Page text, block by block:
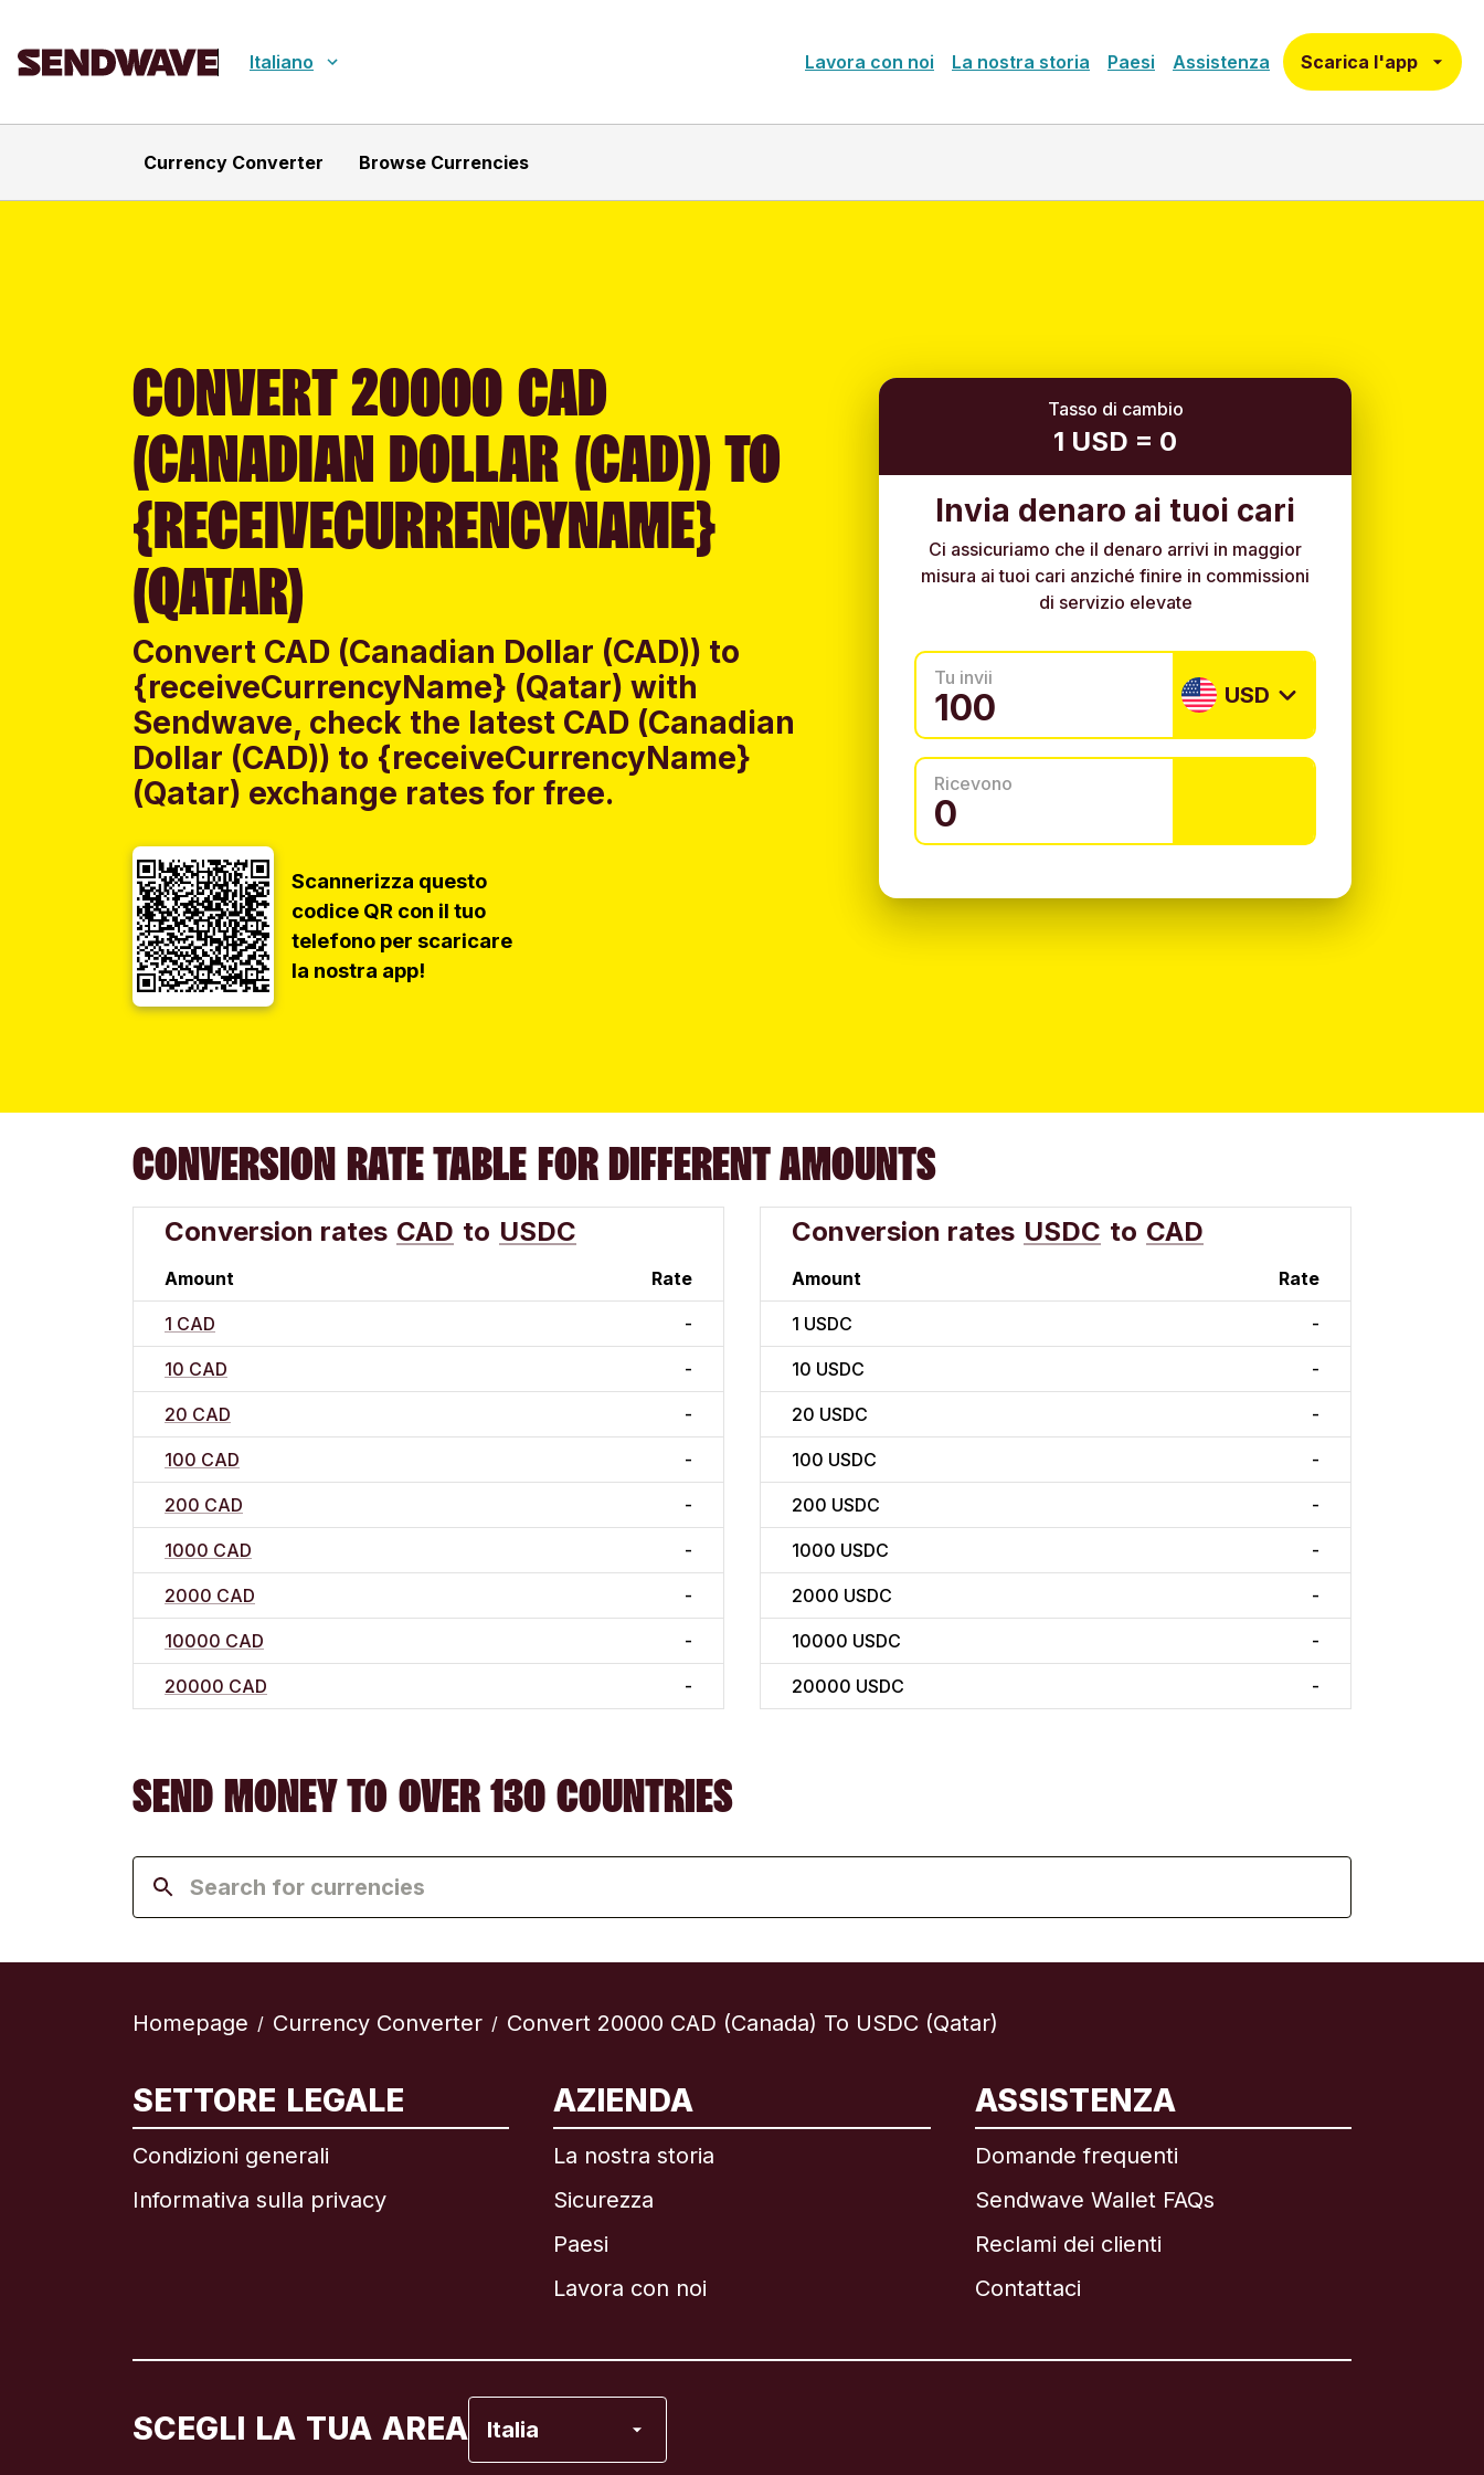
Italiano Lavora con noi La nostra storia Paesi Assistenza Scarica l'app
Currency Converter Browse Currencies
CONVERT 20000 CAD
(CANADIAN DOLLAR (CAD)) TO
{RECEIVECURRENCYNAME}
(QATAR)
Convert CAD (Canadian Dollar (CAD)) to
{receiveCurrencyName} (Qatar) with
Sendwave, check the latest CAD (Canadian
Dollar (CAD)) to {receiveCurrencyName}
(Qatar) exchange rates for free.
Scannerizza questo
codice QR con il tuo
telefono per scaricare
la nostra app!
Tasso di cambio
1 USD = 0
Invia denaro ai tuoi cari
Ci assicuriamo che il denaro arrivi in maggior
misura ai tuoi cari anziché finire in commissioni
di servizio elevate
Tu invii
USD
Ricevono
CONVERSION RATE TABLE FOR DIFFERENT AMOUNTS
Conversion rates CAD to USDC
Amount Rate
1 CAD -
10 CAD -
20 CAD -
100 CAD -
200 CAD -
1000 CAD -
2000 CAD -
10000 CAD -
20000 CAD -
Conversion rates USDC to CAD
Amount Rate
1 USDC -
10 USDC -
20 USDC -
100 USDC -
200 USDC -
1000 USDC -
2000 USDC -
10000 USDC -
20000 USDC -
SEND MONEY TO OVER 130 COUNTRIES
Homepage / Currency Converter / Convert 20000 CAD (Canada) To USDC (Qatar)
SETTORE LEGALE
Condizioni generali
Informativa sulla privacy
AZIENDA
La nostra storia
Sicurezza
Paesi
Lavora con noi
ASSISTENZA
Domande frequenti
Sendwave Wallet FAQs
Reclami dei clienti
Contattaci
SCEGLI LA TUA AREA Italia